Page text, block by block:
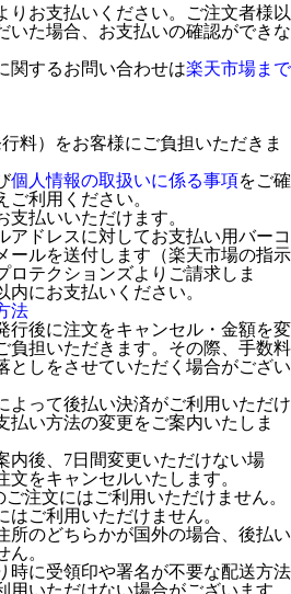
お支払いください。ご注文者様以
いた場合、お支払いの確認ができな
関するお問い合わせは楽天市場まで
行料）をお客様にご負担いただきま
個人情報の取扱いに係る事項をご確
利用ください。
払いいただけます。
アドレスに対してお支払い用バーコ
ールを送付します（楽天市場の指示
ロテクションズよりご請求しま
にお支払いください。
法
行後に注文をキャンセル・金額を変
負担いただきます。その際、手数料
としをさせていただく場合がござい
よって後払い決済がご利用いただけ
払い方法の変更をご案内いたしま
内後、7日間変更いただけない場
をキャンセルいたします。
注文にはご利用いただけません。
ご利用いただけません。
のどちらかが国外の場合、後払い
。
に受領印や署名が不要な配送方法
いただけない場合がございます。